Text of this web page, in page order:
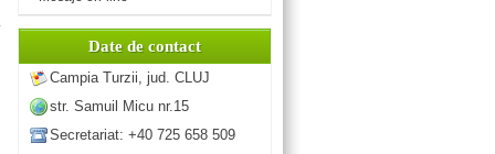
Date de contact
Campia Turzii, jud. CLUJ
str. Samuil Micu nr.15
Secretariat: +40 725 658 509